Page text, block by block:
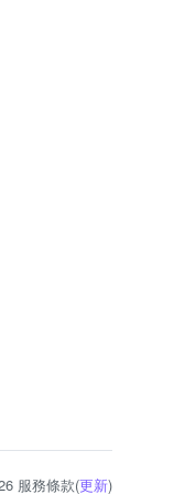
服務條款(更新)